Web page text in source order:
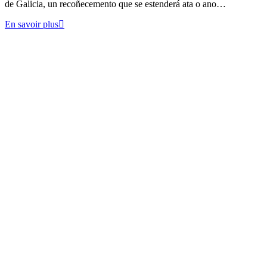
de Galicia, un recoñecemento que se estenderá ata o ano…
En savoir plus